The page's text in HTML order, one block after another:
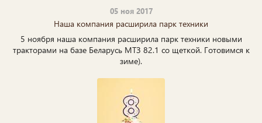
05 ноя 2017
Наша компания расширила парк техники
5 ноября наша компания расширила парк техники новыми
тракторами на базе Беларусь МТЗ 82.1 со щеткой. Готовимся к
зиме).